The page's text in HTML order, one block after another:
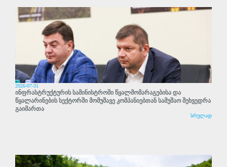
2026-07-31
ინფრასტრუქტურის სამინისტროში წყალმომარაგებისა და
წყალარინების სექტორში მომუშავე კომპანიებთან სამუშაო შეხვედრა
გაიმართა
სრულად